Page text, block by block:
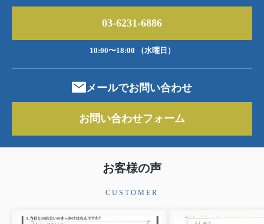
03-6231-6886
10:00〜18:00 （水曜日）
メールでお問い合わせ
お問い合わせフォーム
お客様の声
CUSTOMER